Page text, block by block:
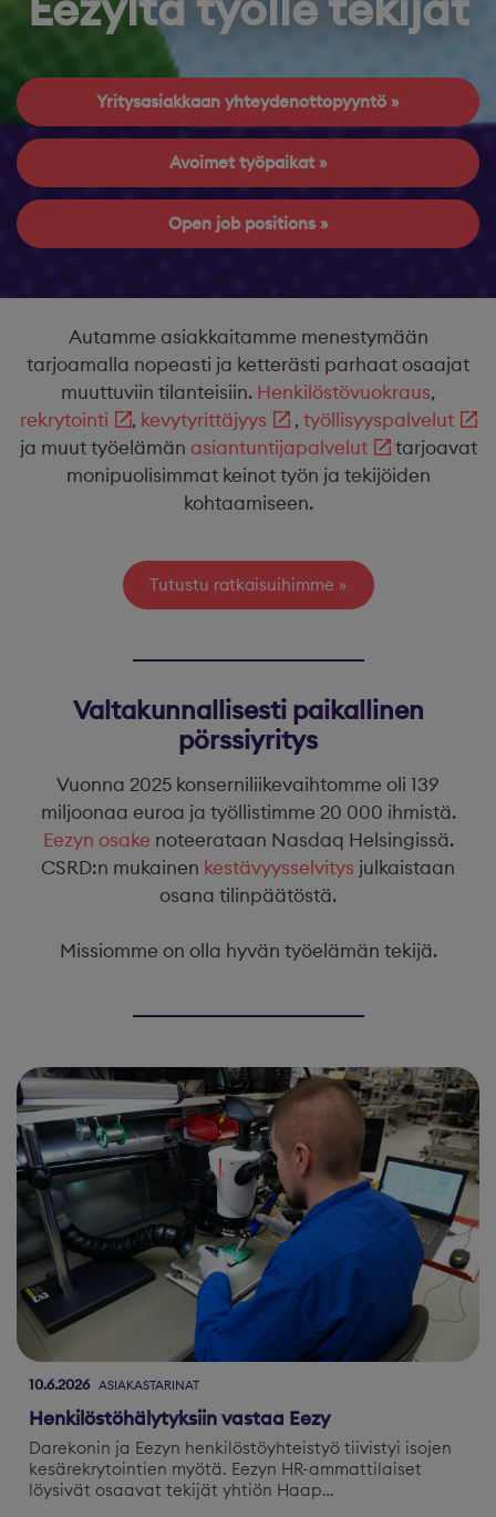
Yritysasiakkaan yhteydenottopyyntö
Avoimet työpaikat
Open job positions
Autamme asiakkaitamme menestymään
tarjoamalla nopeasti ja ketterästi parhaat osaajat
muuttuviin tilanteisiin. Henkilöstövuokraus,
rekrytointi
, kevytyrittäjyys ,työllisyyspalvelut
ja muut työelämän asiantuntijapalvelut
tarjoavat
monipuolisimmat keinot työn ja tekijöiden
kohtaamiseen.
Tutustu ratkaisuihimme
Valtakunnallisesti paikallinen
pörssiyritys
Vuonna 2025 konserniliikevaihtomme oli 139
miljoonaa euroa ja työllistimme 20 000 ihmistä.
Eezyn osake noteerataan Nasdaq Helsingissä.
CSRD:n mukainen kestävyysselvitys julkaistaan
osana tilinpäätöstä.
Missiomme on olla hyvän työelämän tekijä.
10.6.2026 ASIAKASTARINAT
Henkilöstöhälytyksiin vastaa Eezy
Darekonin ja Eezyn henkilöstöyhteistyö tiivistyi isojen
kesärekrytointien myötä. Eezyn HR-ammattilaiset
löysivät osaavat tekijät yhtiön Haap…